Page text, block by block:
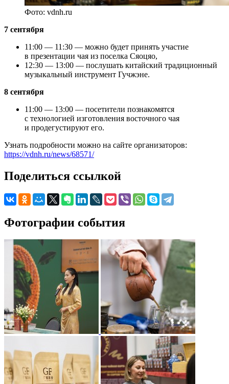
Фото: vdnh.ru
7 сентября
11:00 — 11:30 — можно будет принять участие
в презентации чая из поселка Сяоцяо,
12:30 — 13:00 — послушать китайский традиционный
музыкальный инструмент Гучжэне.
8 сентября
11:00 — 13:00 — посетители познакомятся
с технологией изготовления восточного чая
и продегустируют его.
Узнать подробности можно на сайте организаторов:
https://vdnh.ru/news/68571/
Поделиться ссылкой
Фотографии события